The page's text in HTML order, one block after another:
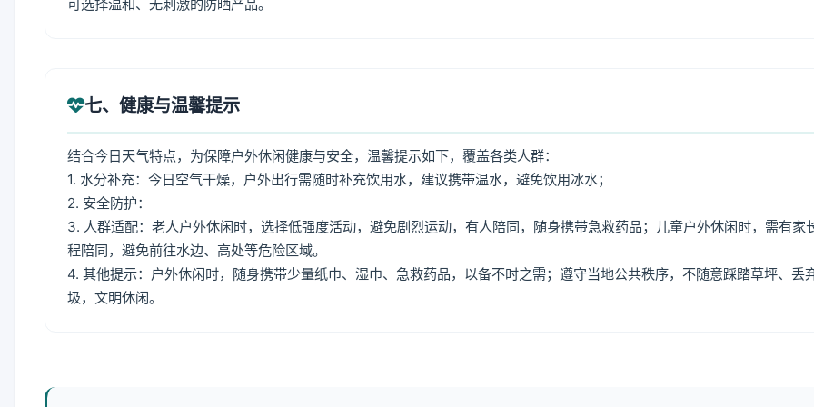
可选择温和、无刺激的防晒产品。
七、健康与温馨提示
结合今日天气特点，为保障户外休闲健康与安全，温馨提示如下，覆盖各类人群：
1. 水分补充：今日空气干燥，户外出行需随时补充饮用水，建议携带温水，避免饮用冰水；
2. 安全防护：
3. 人群适配：老人户外休闲时，选择低强度活动，避免剧烈运动，有人陪同，随身携带急救药品；儿童户外休闲时，需有家
程陪同，避免前往水边、高处等危险区域。
4. 其他提示：户外休闲时，随身携带少量纸巾、湿巾、急救药品，以备不时之需；遵守当地公共秩序，不随意踩踏草坪、丢
圾，文明休闲。